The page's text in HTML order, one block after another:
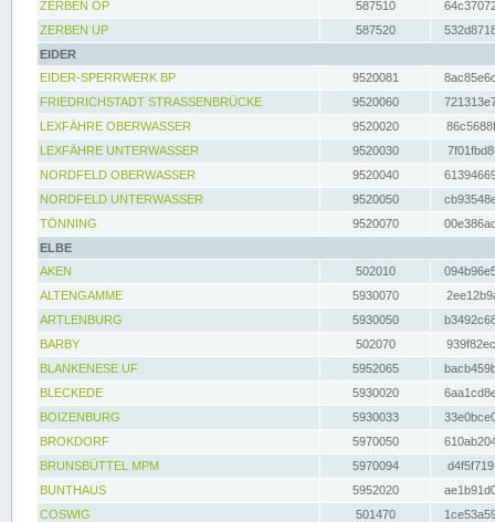
ZERBEN OP
587510
ZERBEN UP
587520
EIDER
EIDER-SPERRWERK BP
9520081
FRIEDRICHSTADT STRASSENBRÜCKE
9520060
LEXFÄHRE OBERWASSER
9520020
LEXFÄHRE UNTERWASSER
9520030
NORDFELD OBERWASSER
9520040
NORDFELD UNTERWASSER
9520050
TÖNNING
9520070
ELBE
AKEN
502010
ALTENGAMME
5930070
ARTLENBURG
5930050
BARBY
502070
BLANKENESE UF
5952065
BLECKEDE
5930020
BOIZENBURG
5930033
BROKDORF
5970050
BRUNSBÜTTEL MPM
5970094
BUNTHAUS
5952020
COSWIG
501470